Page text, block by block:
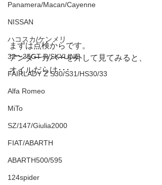
Panamera/Macan/Cayenne
NISSAN
ハコスカ/ケンメリ
32〜35GT-R/SKYLINE
FAIRLADY Z S30/S31/HS30/33
Alfa Romeo
MiTo
SZ/147/Giulia2000
FIAT/ABARTH
ABARTH500/595
124spider
まずは点検からです。
アンダーカバーを外して見てみると、
オイルだらけ･･･